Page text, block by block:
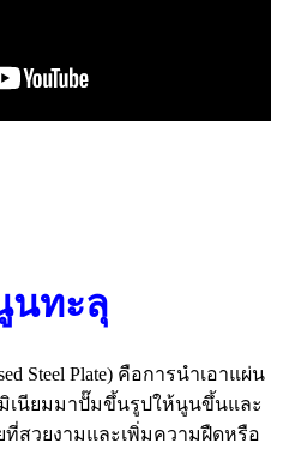
นทะลุ
Steel Plate) คือการนำเอาแผ่น
เนียมมาปั๊มขึ้นรูปให้นูนขึ้นและ
สวยงามและเพิ่มความฝืดหรือ